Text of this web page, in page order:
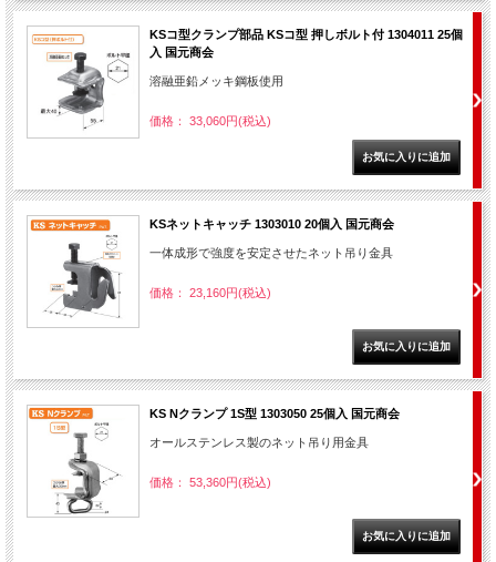
KSコ型クランプ部品 KSコ型 押しボルト付 1304011 25個
入 国元商会
溶融亜鉛メッキ鋼板使用
価格： 33,060円(税込)
KSネットキャッチ 1303010 20個入 国元商会
一体成形で強度を安定させたネット吊り金具
価格： 23,160円(税込)
KS Nクランプ 1S型 1303050 25個入 国元商会
オールステンレス製のネット吊り用金具
価格： 53,360円(税込)